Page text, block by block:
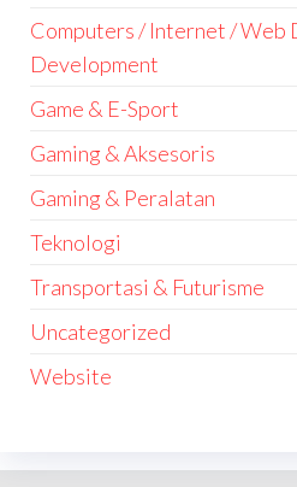
Computers / Internet / Web
Development
Game & E-Sport
Gaming & Aksesoris
Gaming & Peralatan
Teknologi
Transportasi & Futurisme
Uncategorized
Website